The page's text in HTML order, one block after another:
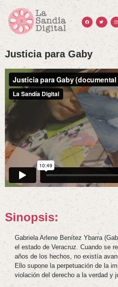
Justicia para Gaby
Sinopsis:
Gabriela Arlene Benítez Ybarra
el estado de Veracruz. Cuando se
años de los hechos, no existía
Ello supone la perpetuación de la
violación del derecho a la verdad y